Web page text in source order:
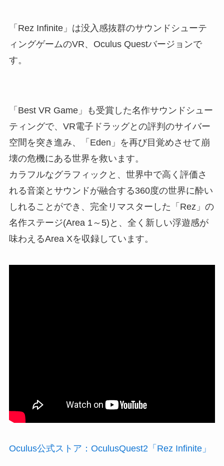
「Rez Infinite」は没入感抜群のサウンドシューテ
ィングゲームのVR、Oculus Questバージョンで
す。
「Best VR Game」も受賞した名作サウンドシュー
ティングで、VR電子ドラッグとの評判のサイバー
空間を突き進み、「Eden」を再び目覚めさせて崩
壊の危機にある世界を救います。
カラフルなグラフィックと、世界中で高く評価さ
れる音楽とサウンドが融合する360度の世界に酔い
しれることができ、完全リマスターした「Rez」の
名作ステージ(Area 1～5)と、全く新しい浮遊感が
味わえるArea Xを収録しています。
Oculus公式ストア：OculusQuest2「Rez Infinite」